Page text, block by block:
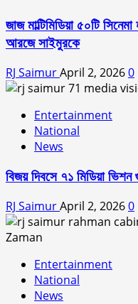
জাজ মাল্টিমিডিয়া ৫০টি
আরজে সাইমুরকে
RJ SaimurApril 2, 20260
Entertainment
National
News
বিজয় দিবসে ৭১ মিডিয়া
RJ SaimurApril 2, 20260
Entertainment
National
News